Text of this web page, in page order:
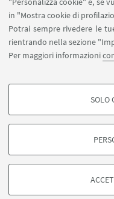
in "Mostra cookie di
Potrai sempre rivedere le
rientrando nella sezione
Per maggiori informazioni
COOKIE DI
degli utenti, creare profili in
di marketing.
Google/Youtube Video
SOLO
©Copyright 2026 -
Bologna - Via Zamboni, 33
Privacy
Note legali